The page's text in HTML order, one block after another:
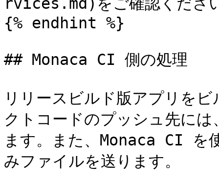
{% endhint %}
## Monaca CI 側の処理
リリースビルド版アプリを
クトコードのプッシュ先に
ます。また、Monaca CI を
みファイルを送ります。